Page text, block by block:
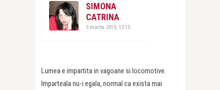
SIMONA
CATRINA
3 martie 2013, 12:15
Lumea e impartita in vagoane si locomotive.
Imparteala nu-i egala, normal ca exista mai